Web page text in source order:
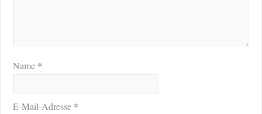
Name *
E-Mail-Adresse *